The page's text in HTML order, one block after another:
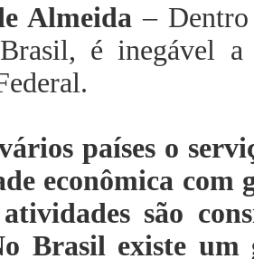
Almeida – Dentro
é inegável
países o
econômica com
atividades são
Brasil existe um